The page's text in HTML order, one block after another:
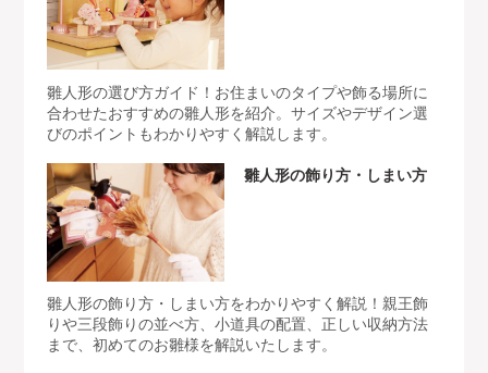
雛人形の選び方ガイド！お住まいのタイプや飾る場所に
合わせたおすすめの雛人形を紹介。サイズやデザイン選
びのポイントもわかりやすく解説します。
雛人形の飾り方・しまい方
雛人形の飾り方・しまい方をわかりやすく解説！親王飾
りや三段飾りの並べ方、小道具の配置、正しい収納方法
まで、初めてのお雛様を解説いたします。